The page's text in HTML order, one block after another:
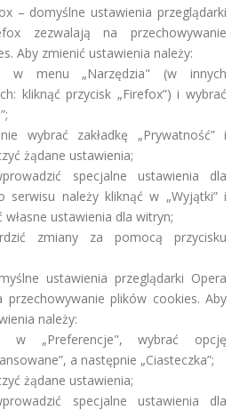
– domyślne ustawienia przeglądarki
zezwalają na przechowywanie
Aby zmienić ustawienia należy:
w menu „Narzędzia" (w innych
kliknąć przycisk „Firefox”) i wybrać
wybrać zakładkę „Prywatność” i
żądane ustawienia;
specjalne ustawienia dla
serwisu należy kliknąć w „Wyjątki” i
własne ustawienia dla witryn;
zmiany za pomocą przycisku
ustawienia przeglądarki Opera
przechowywanie plików cookies. Aby
należy:
w „Preferencje", wybrać opcję
a następnie „Ciasteczka”;
żądane ustawienia;
specjalne ustawienia dla